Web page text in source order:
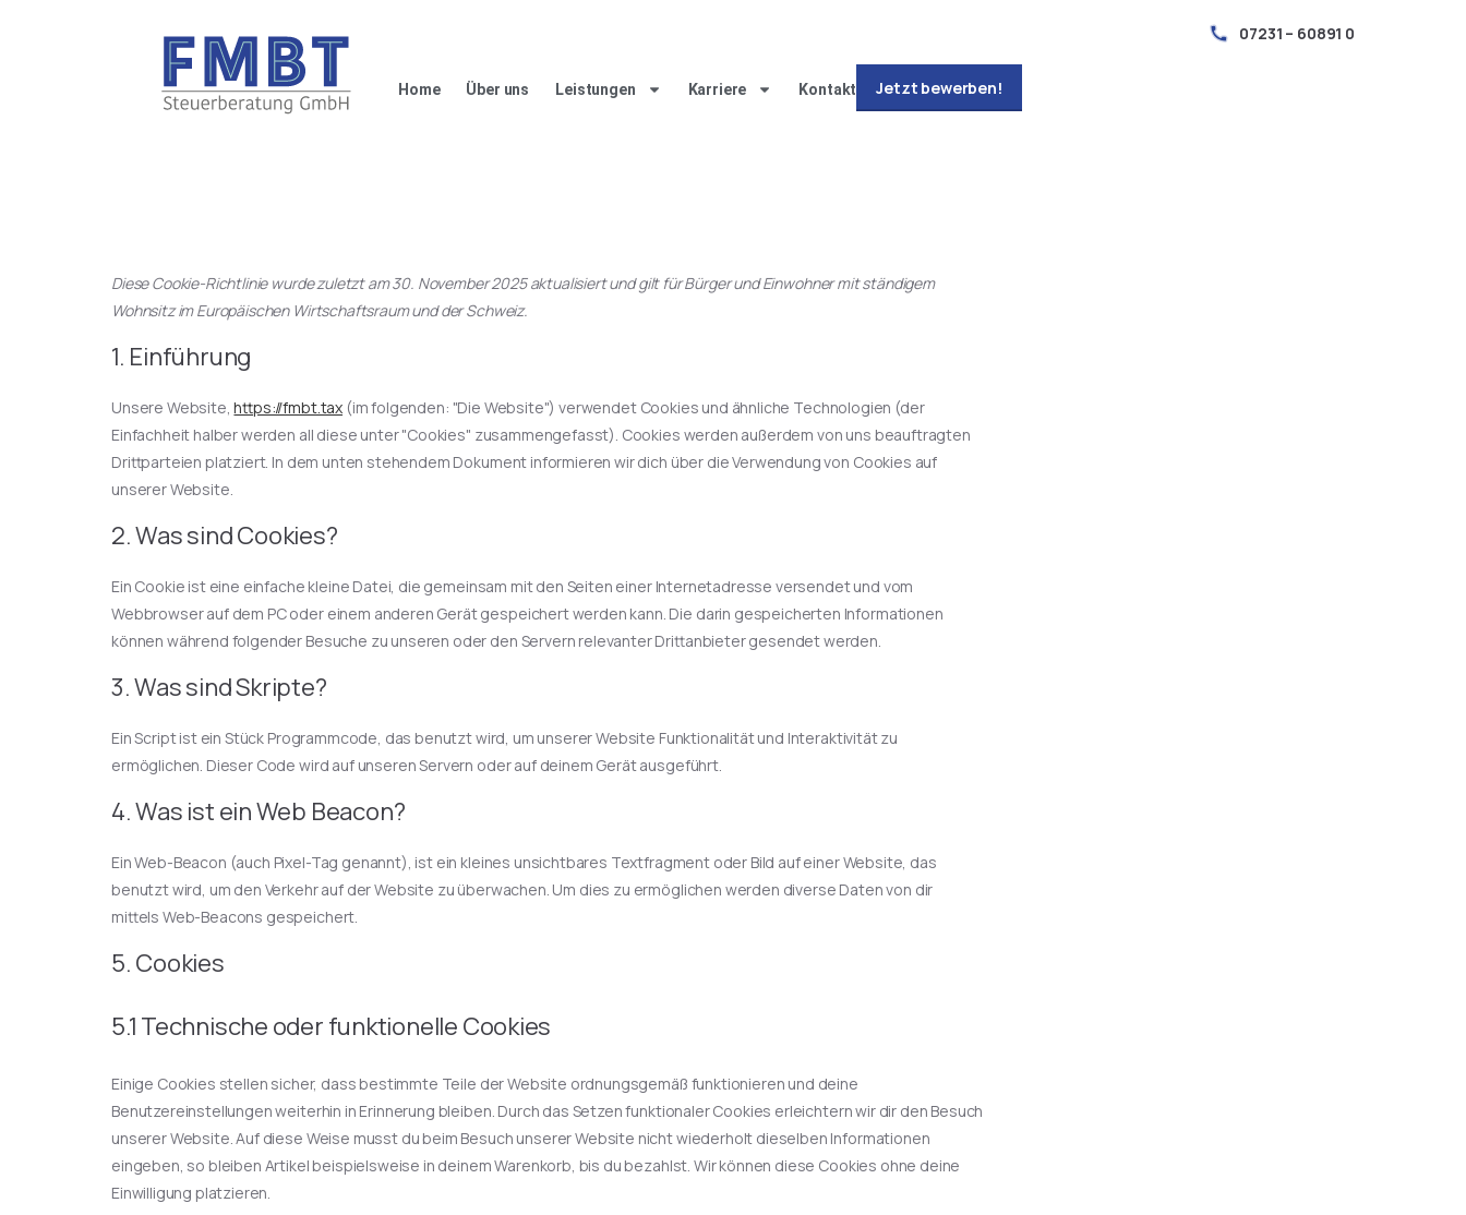
07231 – 60891 0
Home Über uns Leistungen Karriere Kontakt Jetzt bewerben!
Diese Cookie-Richtlinie wurde zuletzt am 30. November 2025 aktualisiert und gilt für Bürger und Einwohner mit ständigem
Wohnsitz im Europäischen Wirtschaftsraum und der Schweiz.
1. Einführung
Unsere Website,https://fmbt.tax (im folgenden: "Die Website") verwendet Cookies und ähnliche Technologien (der
Einfachheit halber werden all diese unter "Cookies" zusammengefasst). Cookies werden außerdem von uns beauftragten
Drittparteien platziert. In dem unten stehendem Dokument informieren wir dich über die Verwendung von Cookies auf
unserer Website.
2. Was sind Cookies?
Ein Cookie ist eine einfache kleine Datei, die gemeinsam mit den Seiten einer Internetadresse versendet und vom
Webbrowser auf dem PC oder einem anderen Gerät gespeichert werden kann. Die darin gespeicherten Informationen
können während folgender Besuche zu unseren oder den Servern relevanter Drittanbieter gesendet werden.
3. Was sind Skripte?
Ein Script ist ein Stück Programmcode, das benutzt wird, um unserer Website Funktionalität und Interaktivität zu
ermöglichen. Dieser Code wird auf unseren Servern oder auf deinem Gerät ausgeführt.
4. Was ist ein Web Beacon?
Ein Web-Beacon (auch Pixel-Tag genannt), ist ein kleines unsichtbares Textfragment oder Bild auf einer Website, das
benutzt wird, um den Verkehr auf der Website zu überwachen. Um dies zu ermöglichen werden diverse Daten von dir
mittels Web-Beacons gespeichert.
5. Cookies
5.1 Technische oder funktionelle Cookies
Einige Cookies stellen sicher, dass bestimmte Teile der Website ordnungsgemäß funktionieren und deine
Benutzereinstellungen weiterhin in Erinnerung bleiben. Durch das Setzen funktionaler Cookies erleichtern wir dir den Besuch
unserer Website. Auf diese Weise musst du beim Besuch unserer Website nicht wiederholt dieselben Informationen
eingeben, so bleiben Artikel beispielsweise in deinem Warenkorb, bis du bezahlst. Wir können diese Cookies ohne deine
Einwilligung platzieren.